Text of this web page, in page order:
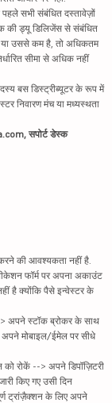
पहले सभी संबंधित दस्तावेज़ों
की ड्यू डिलिजेंस से संबंधित
या उससे कम है, तो अधिकतम
सीमा से अधिक नहीं
बस डिस्ट्रीब्यूटर के रूप में
निवारण मंच या मध्यस्थता
सपोर्ट डेस्क
की आवश्यकता नहीं है.
फॉर्म पर अपना अकाउंट
है क्योंकि पैसे इन्वेस्टर के
अपने स्टॉक ब्रोकर के साथ
मोबाइल/ईमेल पर सीधे
रोकें --> अपने डिपॉज़िटरी
किए गए उसी दिन
ट्रांज़ैक्शन के लिए अपने